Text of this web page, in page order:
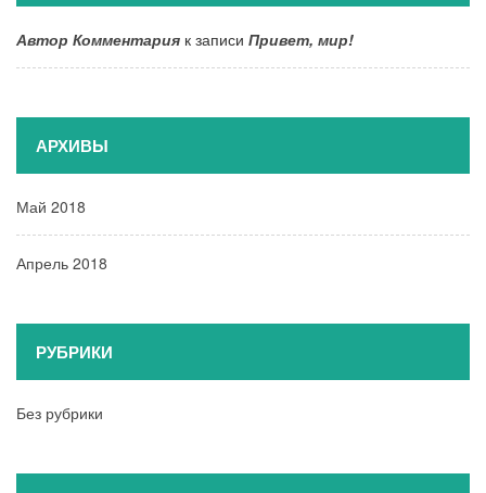
Автор Комментария к записи Привет, мир!
АРХИВЫ
Май 2018
Апрель 2018
РУБРИКИ
Без рубрики